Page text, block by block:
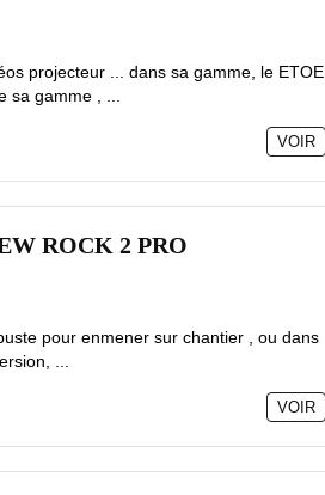
projecteur ... dans sa gamme, le ETOE
sa gamme , ...
VOIR
ROCK 2 PRO
pour enmener sur chantier , ou dans
...
VOIR